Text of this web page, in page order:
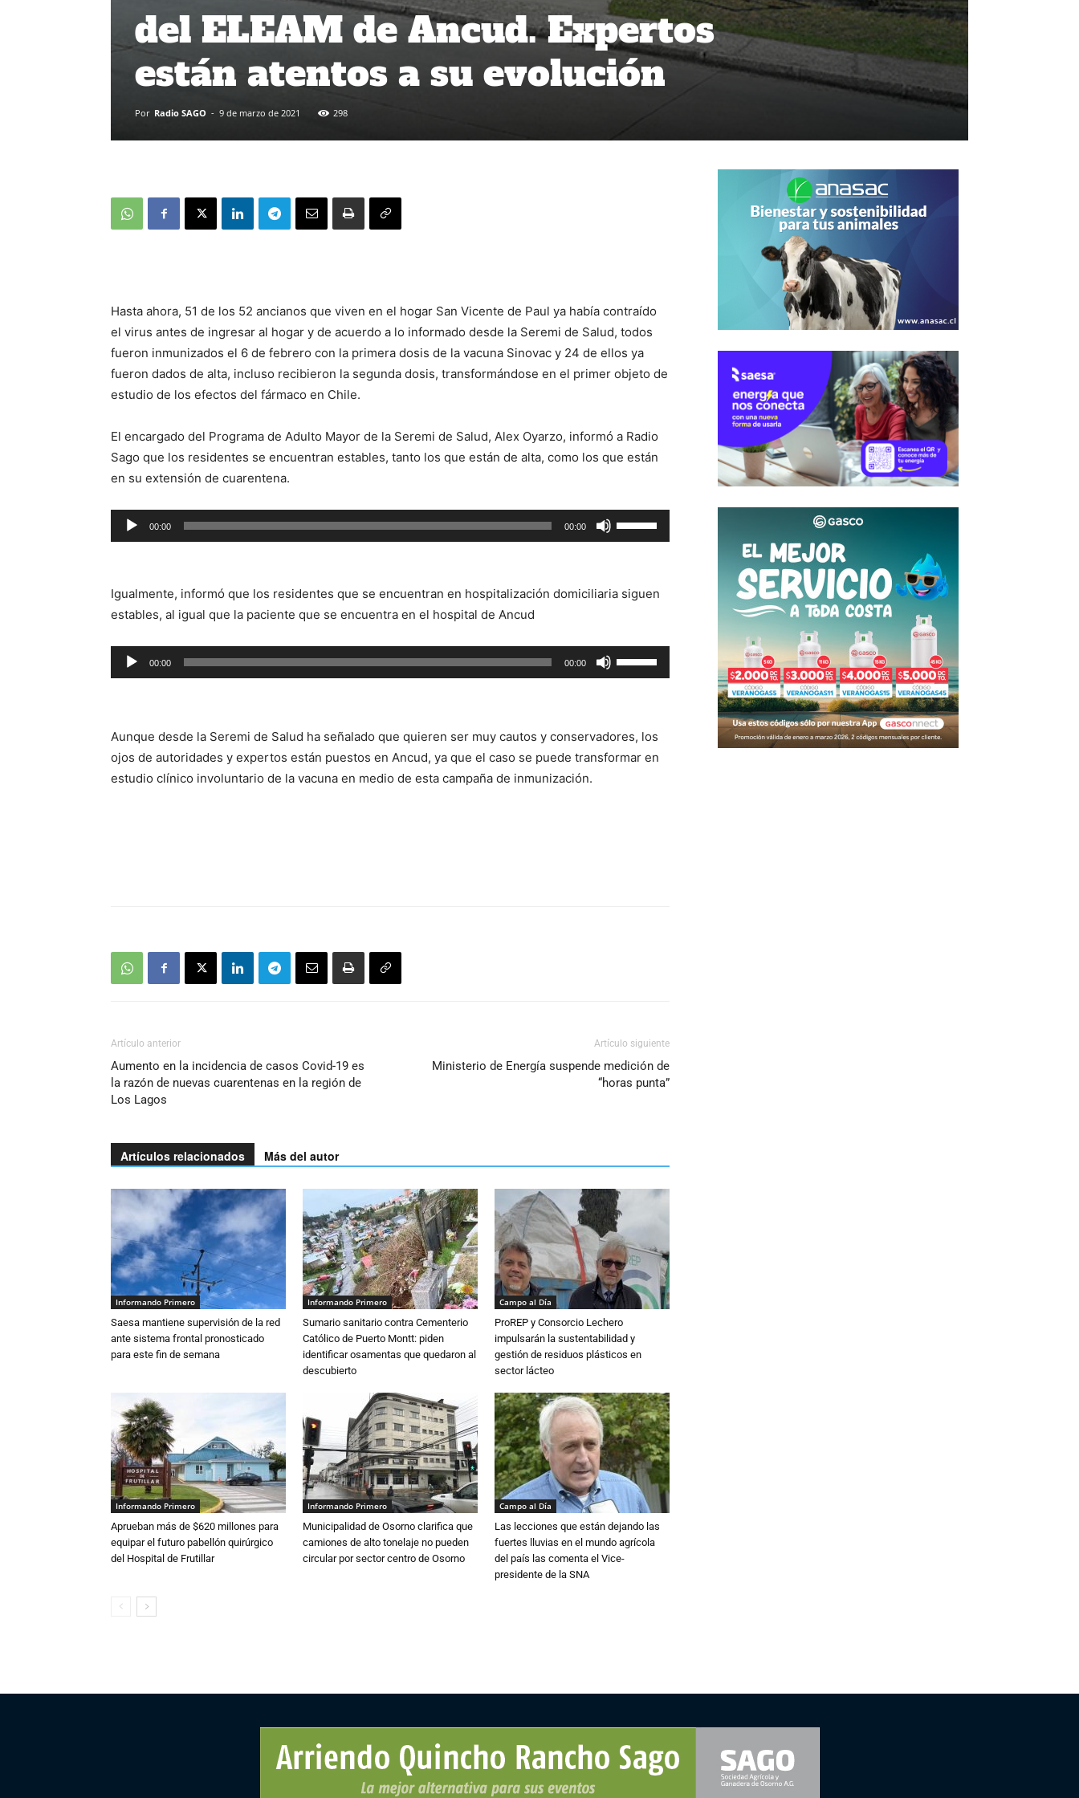
del ELEAM de Ancud. Expertos
están atentos a su evolución
Por Radio SAGO - 9 de marzo de 2021 298
Hasta ahora, 51 de los 52 ancianos que viven en el hogar San Vicente de Paul ya había contraído
el virus antes de ingresar al hogar y de acuerdo a lo informado desde la Seremi de Salud, todos
fueron inmunizados el 6 de febrero con la primera dosis de la vacuna Sinovac y 24 de ellos ya
fueron dados de alta, incluso recibieron la segunda dosis, transformándose en el primer objeto de
estudio de los efectos del fármaco en Chile.
El encargado del Programa de Adulto Mayor de la Seremi de Salud, Alex Oyarzo, informó a Radio
Sago que los residentes se encuentran estables, tanto los que están de alta, como los que están
en su extensión de cuarentena.
Reproductor
de
00:00 00:00
las
flecha
para
aumentar
Igualmente, informó que los residentes que se encuentran en hospitalización domiciliaria siguen
estables, al igual que la paciente que se encuentra en el hospital de Ancud
Reproductor
de
00:00 00:00
las
flecha
arriba/abajo
Aunque desde la Seremi de Salud ha señalado que quieren ser muy cautos y conservadores, los
ojos de autoridades y expertos están puestos en Ancud, ya que el caso se puede transformar en
estudio clínico involuntario de la vacuna en medio de esta campaña de inmunización.
Artículo anterior
Aumento en la incidencia de casos Covid-19 es
la razón de nuevas cuarentenas en la región de
Los Lagos
Artículo siguiente
Ministerio de Energía suspende medición de
“horas punta”
Artículos relacionados Más del autor
Informando Primero
Saesa mantiene supervisión de la red
ante sistema frontal pronosticado
para este fin de semana
Informando Primero
Sumario sanitario contra Cementerio
Católico de Puerto Montt: piden
identificar osamentas que quedaron al
descubierto
Campo al Día
ProREP y Consorcio Lechero
impulsarán la sustentabilidad y
gestión de residuos plásticos en
sector lácteo
Informando Primero
Aprueban más de $620 millones para
equipar el futuro pabellón quirúrgico
del Hospital de Frutillar
Informando Primero
Municipalidad de Osorno clarifica que
camiones de alto tonelaje no pueden
circular por sector centro de Osorno
Campo al Día
Las lecciones que están dejando las
fuertes lluvias en el mundo agrícola
del país las comenta el Vice-
presidente de la SNA